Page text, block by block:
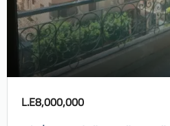
L.E8,000,000